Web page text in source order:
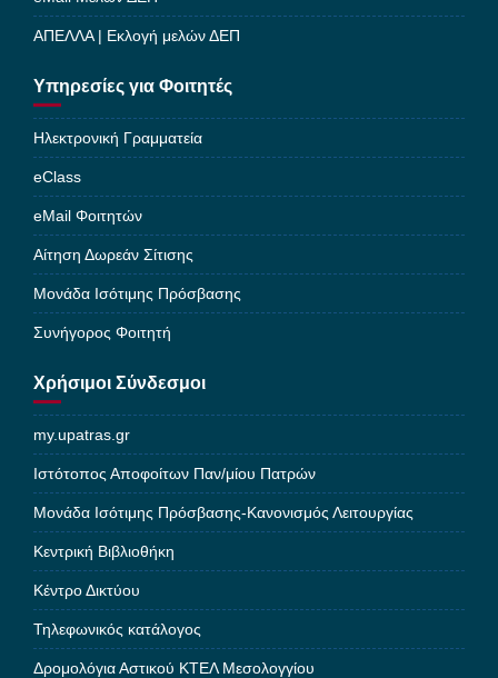
ΑΠΕΛΛΑ | Εκλογή μελών ΔΕΠ
Υπηρεσίες για Φοιτητές
Ηλεκτρονική Γραμματεία
eClass
eMail Φοιτητών
Αίτηση Δωρεάν Σίτισης
Μονάδα Ισότιμης Πρόσβασης
Συνήγορος Φοιτητή
Χρήσιμοι Σύνδεσμοι
my.upatras.gr
Ιστότοπος Αποφοίτων Παν/μίου Πατρών
Μονάδα Ισότιμης Πρόσβασης-Κανονισμός Λειτουργίας
Κεντρική Βιβλιοθήκη
Κέντρο Δικτύου
Τηλεφωνικός κατάλογος
Δρομολόγια Αστικού ΚΤΕΛ Μεσολογγίου